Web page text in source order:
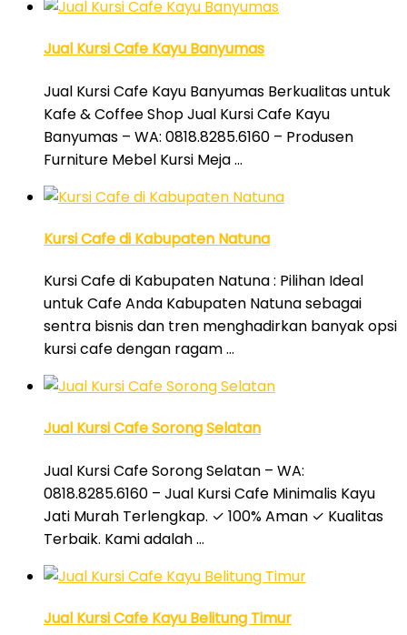
Jual Kursi Cafe Kayu Banyumas
Jual Kursi Cafe Kayu Banyumas Berkualitas untuk
Kafe & Coffee Shop Jual Kursi Cafe Kayu
Banyumas – WA: 0818.8285.6160 – Produsen
Furniture Mebel Kursi Meja …
Kursi Cafe di Kabupaten Natuna
Kursi Cafe di Kabupaten Natuna : Pilihan Ideal
untuk Cafe Anda Kabupaten Natuna sebagai
sentra bisnis dan tren menghadirkan banyak opsi
kursi cafe dengan ragam …
Jual Kursi Cafe Sorong Selatan
Jual Kursi Cafe Sorong Selatan – WA:
0818.8285.6160 – Jual Kursi Cafe Minimalis Kayu
Jati Murah Terlengkap. ✓ 100% Aman ✓ Kualitas
Terbaik. Kami adalah …
Jual Kursi Cafe Kayu Belitung Timur